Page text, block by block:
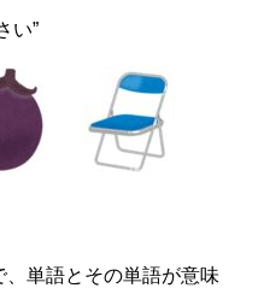
い”
、単語とその単語が意味